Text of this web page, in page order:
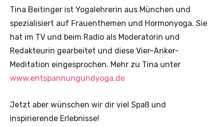
Tina Beitinger ist Yogalehrerin aus München und
spezialisiert auf Frauenthemen und Hormonyoga. Sie
hat im TV und beim Radio als Moderatorin und
Redakteurin gearbeitet und diese Vier-Anker-
Meditation eingesprochen. Mehr zu Tina unter
www.entspannungundyoga.de
Jetzt aber wünschen wir dir viel Spaß und
inspirierende Erlebnisse!